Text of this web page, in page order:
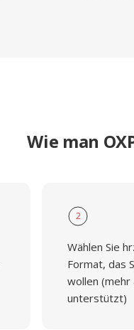
Wie man
2
Wählen Sie
Format, das
wollen (mehr
unterstützt)